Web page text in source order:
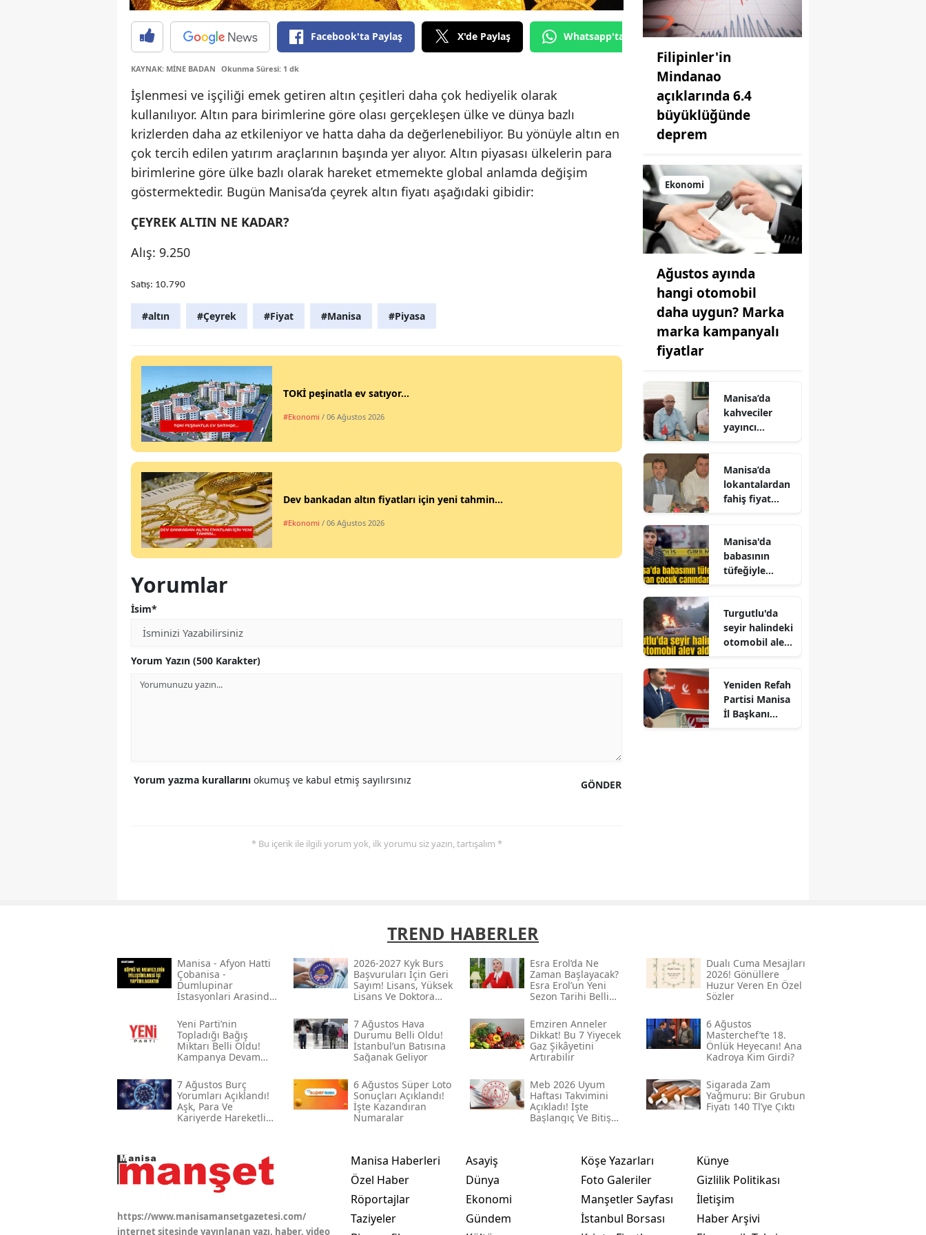
Facebook'ta Paylaş X'de Paylaş Whatsapp'tan Gönder
KAYNAK: MİNE BADAN Okunma Süresi: 1 dk
İşlenmesi ve işçiliği emek getiren altın çeşitleri daha çok hediyelik olarak
kullanılıyor. Altın para birimlerine göre olası gerçekleşen ülke ve dünya bazlı
krizlerden daha az etkileniyor ve hatta daha da değerlenebiliyor. Bu yönüyle altın en
çok tercih edilen yatırım araçlarının başında yer alıyor. Altın piyasası ülkelerin para
birimlerine göre ülke bazlı olarak hareket etmemekte global anlamda değişim
göstermektedir. Bugün Manisa’da çeyrek altın fiyatı aşağıdaki gibidir:
ÇEYREK ALTIN NE KADAR?
Alış: 9.250
Satış: 10.790
#altın #Çeyrek #Fiyat #Manisa #Piyasa
TOKİ peşinatla ev satıyor...
#Ekonomi / 06 Ağustos 2026
Dev bankadan altın fiyatları için yeni tahmin...
#Ekonomi / 06 Ağustos 2026
Yorumlar
İsim*
Yorum Yazın (500 Karakter)
GÖNDER
Yorum yazma kurallarını okumuş ve kabul etmiş sayılırsınız
* Bu içerik ile ilgili yorum yok, ilk yorumu siz yazın, tartışalım *
Filipinler'in
Mindanao
açıklarında 6.4
büyüklüğünde
deprem
Ekonomi
Ağustos ayında
hangi otomobil
daha uygun? Marka
marka kampanyalı
fiyatlar
Manisa’da
kahveciler
yayıncı
edecek
Manisa’da
lokantalardan
fahiş fiyat
Manisa'da
babasının
tüfeğiyle
canından oldu
Turgutlu'da
seyir halindeki
otomobil alev
Yeniden Refah
Partisi Manisa
İl Başkanı
TREND HABERLER
Mani̇sa - Afyon Hatti
Çobani̇sa -
Dumlupinar
İstasyonlari Arasinda
Ve Menfezleri̇n
Boyanmasi İle Köprü
Ve Menfezleri̇n
İyi̇leşti̇ri̇lmesi̇ İşi̇
2026-2027 Kyk Burs
Başvuruları Için Geri
Sayım! Lisans, Yüksek
Lisans Ve Doktora
Esra Erol’da Ne
Zaman Başlayacak?
Esra Erol’un Yeni
Sezon Tarihi Belli
Dualı Cuma Mesajları
2026! Gönüllere
Huzur Veren En Özel
Sözler
Yeni̇ Parti’nin
Topladığı Bağış
Miktarı Belli Oldu!
Kampanya Devam
7 Ağustos Hava
Durumu Belli Oldu!
İstanbul’un Batısına
Sağanak Geliyor
Emziren Anneler
Dikkat! Bu 7 Yiyecek
Gaz Şikâyetini
Artırabilir
6 Ağustos
Masterchef’te 18.
Önlük Heyecanı! Ana
Kadroya Kim Girdi?
7 Ağustos Burç
Yorumları Açıklandı!
Aşk, Para Ve
Kariyerde Hareketli
6 Ağustos Süper Loto
Sonuçları Açıklandı!
İşte Kazandıran
Numaralar
Meb 2026 Uyum
Haftası Takvimini
Açıkladı! İşte
Başlangıç Ve Bitiş
Sigarada Zam
Yağmuru: Bir Grubun
Fiyatı 140 Tl’ye Çıktı
https://www.manisamansetgazetesi.com/
internet sitesinde yayınlanan yazı, haber, video
Manisa Haberleri
Özel Haber
Röportajlar
Taziyeler
Asayiş
Dünya
Ekonomi
Gündem
Köşe Yazarları
Foto Galeriler
Manşetler Sayfası
İstanbul Borsası
Künye
Gizlilik Politikası
İletişim
Haber Arşivi